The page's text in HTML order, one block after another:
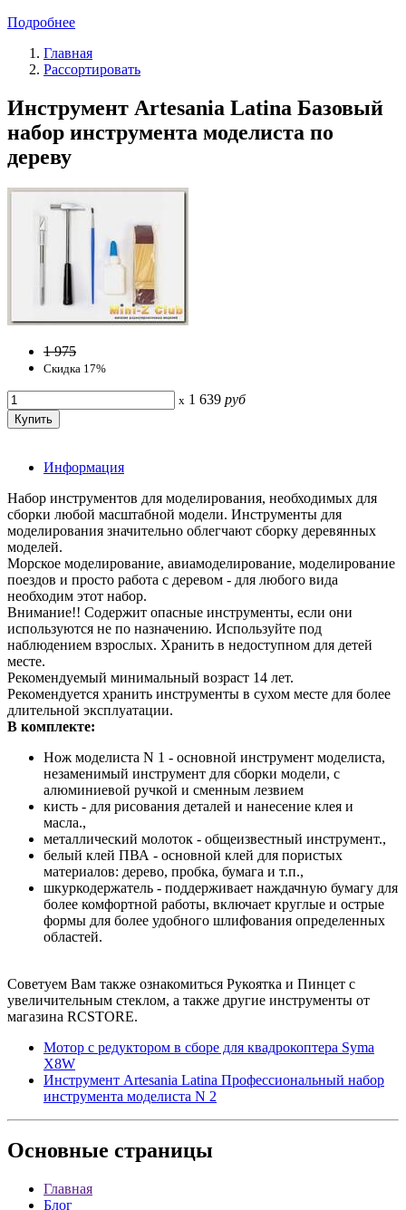
Подробнее
Главная
Рассортировать
Инструмент Artesania Latina Базовый
набор инструмента моделиста по
дереву
1 975
Скидка 17%
x 1 639 руб
Информация
Набор инструментов для моделирования, необходимых для
сборки любой масштабной модели. Инструменты для
моделирования значительно облегчают сборку деревянных
моделей.
Морское моделирование, авиамоделирование, моделирование
поездов и просто работа с деревом - для любого вида
необходим этот набор.
Внимание!! Содержит опасные инструменты, если они
используются не по назначению. Используйте под
наблюдением взрослых. Хранить в недоступном для детей
месте.
Рекомендуемый минимальный возраст 14 лет.
Рекомендуется хранить инструменты в сухом месте для более
длительной эксплуатации.
В комплекте:
Hож моделиста N 1 - основной инструмент моделиста,
незаменимый инструмент для сборки модели, с
алюминиевой ручкой и сменным лезвием
кисть - для рисования деталей и нанесение клея и
масла.,
металлический молоток - общеизвестный инструмент.,
белый клей ПВА - основной клей для пористых
материалов: дерево, пробка, бумага и т.п.,
шкуркодержатель - поддерживает наждачную бумагу для
более комфортной работы, включает круглые и острые
формы для более удобного шлифования определенных
областей.
Советуем Вам также ознакомиться Рукоятка и Пинцет с
увеличительным стеклом, а также другие инструменты от
магазина RCSTORE.
Мотор с редуктором в сборе для квадрокоптера Syma
X8W
Инструмент Artesania Latina Профессиональный набор
инструмента моделиста N 2
Основные страницы
Главная
Блог